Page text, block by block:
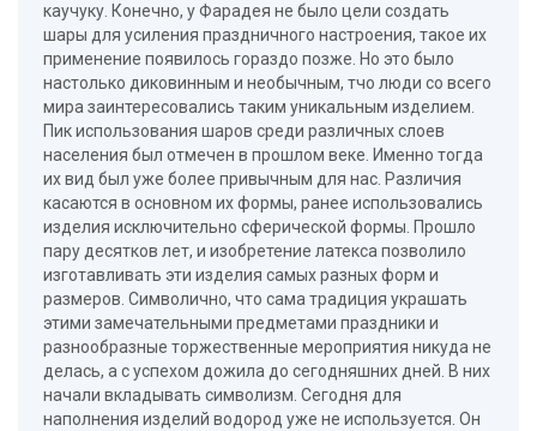
каучуку. Конечно, у Фарадея не было цели создать
шары для усиления праздничного настроения, такое их
применение появилось гораздо позже. Но это было
настолько диковинным и необычным, тчо люди со всего
мира заинтересовались таким уникальным изделием.
Пик использования шаров среди различных слоев
населения был отмечен в прошлом веке. Именно тогда
их вид был уже более привычным для нас. Различия
касаются в основном их формы, ранее использовались
изделия исключительно сферической формы. Прошло
пару десятков лет, и изобретение латекса позволило
изготавливать эти изделия самых разных форм и
размеров. Символично, что сама традиция украшать
этими замечательными предметами праздники и
разнообразные торжественные мероприятия никуда не
делась, а с успехом дожила до сегодняшних дней. В них
начали вкладывать символизм. Сегодня для
наполнения изделий водород уже не используется. Он